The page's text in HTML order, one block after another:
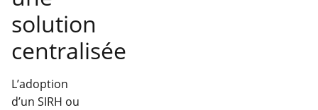
solution
centralisée
L’adoption
d’un SIRH ou